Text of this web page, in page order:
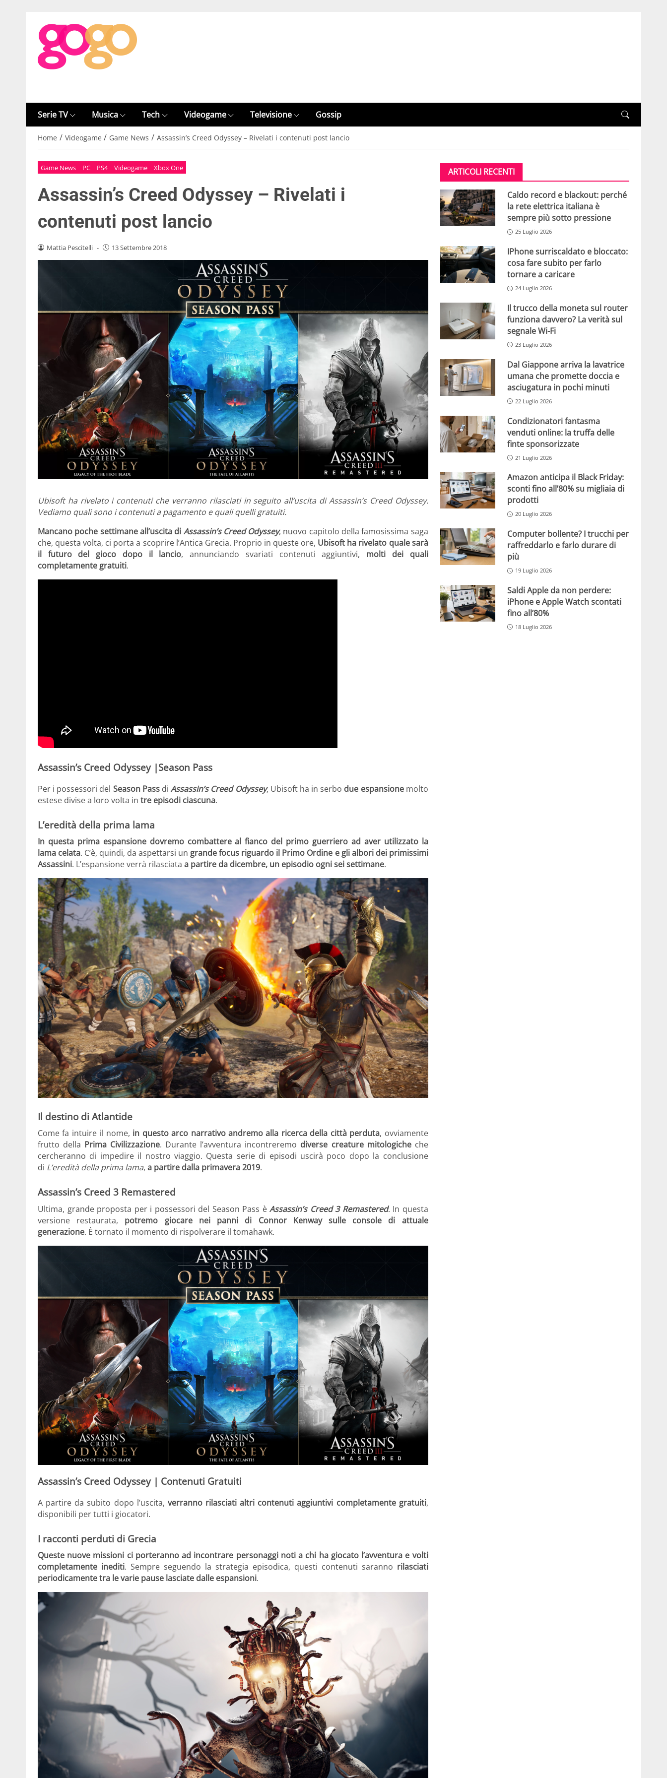
Serie TV Musica Tech Videogame Televisione Gossip
Home / Videogame / Game News / Assassin’s Creed Odyssey – Rivelati i contenuti post lancio
Game News PC PS4 Videogame Xbox One
Assassin’s Creed Odyssey – Rivelati i
contenuti post lancio
Mattia Pescitelli - 13 Settembre 2018
Ubisoft ha rivelato i contenuti che verranno rilasciati in seguito all’uscita di Assassin’s Creed Odyssey.
Vediamo quali sono i contenuti a pagamento e quali quelli gratuiti.
Mancano poche settimane all’uscita di Assassin’s Creed Odyssey, nuovo capitolo della famosissima saga
che, questa volta, ci porta a scoprire l’Antica Grecia. Proprio in queste ore, Ubisoft ha rivelato quale sarà
il futuro del gioco dopo il lancio, annunciando svariati contenuti aggiuntivi, molti dei quali
completamente gratuiti.
Assassin’s Creed Odyssey |Season Pass
Per i possessori del Season PassdiAssassin’s Creed Odyssey, Ubisoft ha in serbo due espansionemolto
estese divise a loro volta in tre episodi ciascuna.
L’eredità della prima lama
In questa prima espansione dovremo combattere al fianco del primo guerriero ad aver utilizzato la
lama celata. C’è, quindi, da aspettarsi un grande focus riguardo il Primo Ordine e gli albori dei primissimi
Assassini. L’espansione verrà rilasciata a partire da dicembre, un episodio ogni sei settimane.
Il destino di Atlantide
Come fa intuire il nome, in questo arco narrativo andremo alla ricerca della città perduta, ovviamente
frutto della Prima Civilizzazione. Durante l’avventura incontreremo diverse creature mitologicheche
cercheranno di impedire il nostro viaggio. Questa serie di episodi uscirà poco dopo la conclusione
di L’eredità della prima lama, a partire dalla primavera 2019.
Assassin’s Creed 3 Remastered
Ultima, grande proposta per i possessori del Season Pass è Assassin’s Creed 3 Remastered. In questa
versione restaurata, potremo giocare nei panni di Connor Kenway sulle console di attuale
generazione. È tornato il momento di rispolverare il tomahawk.
Assassin’s Creed Odyssey | Contenuti Gratuiti
A partire da subito dopo l’uscita, verranno rilasciati altri contenuti aggiuntivi completamente gratuiti,
disponibili per tutti i giocatori.
I racconti perduti di Grecia
Queste nuove missioni ci porteranno ad incontrare personaggi noti a chi ha giocato l’avventura e volti
completamente inediti. Sempre seguendo la strategia episodica, questi contenuti saranno rilasciati
periodicamente tra le varie pause lasciate dalle espansioni.
ARTICOLI RECENTI
Caldo record e blackout: perché
la rete elettrica italiana è
sempre più sotto pressione
25 Luglio 2026
IPhone surriscaldato e bloccato:
cosa fare subito per farlo
tornare a caricare
24 Luglio 2026
Il trucco della moneta sul router
funziona davvero? La verità sul
segnale Wi-Fi
23 Luglio 2026
Dal Giappone arriva la lavatrice
umana che promette doccia e
asciugatura in pochi minuti
22 Luglio 2026
Condizionatori fantasma
venduti online: la truffa delle
finte sponsorizzate
21 Luglio 2026
Amazon anticipa il Black Friday:
sconti fino all’80% su migliaia di
prodotti
20 Luglio 2026
Computer bollente? I trucchi per
raffreddarlo e farlo durare di
più
19 Luglio 2026
Saldi Apple da non perdere:
iPhone e Apple Watch scontati
fino all’80%
18 Luglio 2026